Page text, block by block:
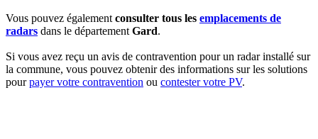
Vous pouvez égalementconsulter tous les emplacements de
radars dans le départementGard.
Si vous avez reçu un avis de contravention pour un radar installé sur
la commune, vous pouvez obtenir des informations sur les solutions
pourpayer votre contravention ou contester votre PV.